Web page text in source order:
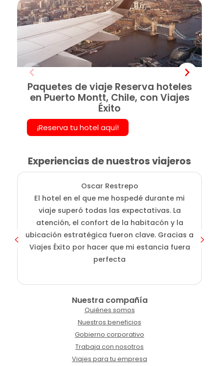
Paquetes de viaje Reserva hoteles
en Puerto Montt, Chile, con Viajes
Éxito
¡Reserva tu hotel aquí!
Experiencias de nuestros viajeros
Oscar Restrepo
El hotel en el que me hospedé durante mi
viaje superó todas las expectativas. La
atención, el confort de la habitacón y la
ubicación estratégica fueron clave. Gracias a
Viajes Éxito por hacer que mi estancia fuera
perfecta
Nuestra compañía
Quiénes somos
Nuestros beneficios
Gobierno corporativo
Trabaja con nosotros
Viajes para tu empresa